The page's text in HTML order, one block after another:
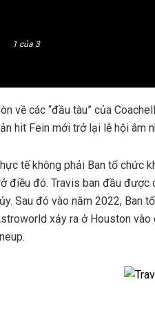
1 của 3
về các “đầu tàu” của
hit Fein mới trở lại lễ hội âm
tế không phải Ban tổ chức
điều đó. Travis ban đầu được
Sau đó vào năm 2022, Ban
xảy ra ở Houston vào